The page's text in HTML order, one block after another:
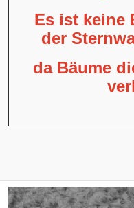
Es ist keine
der
da Bäume